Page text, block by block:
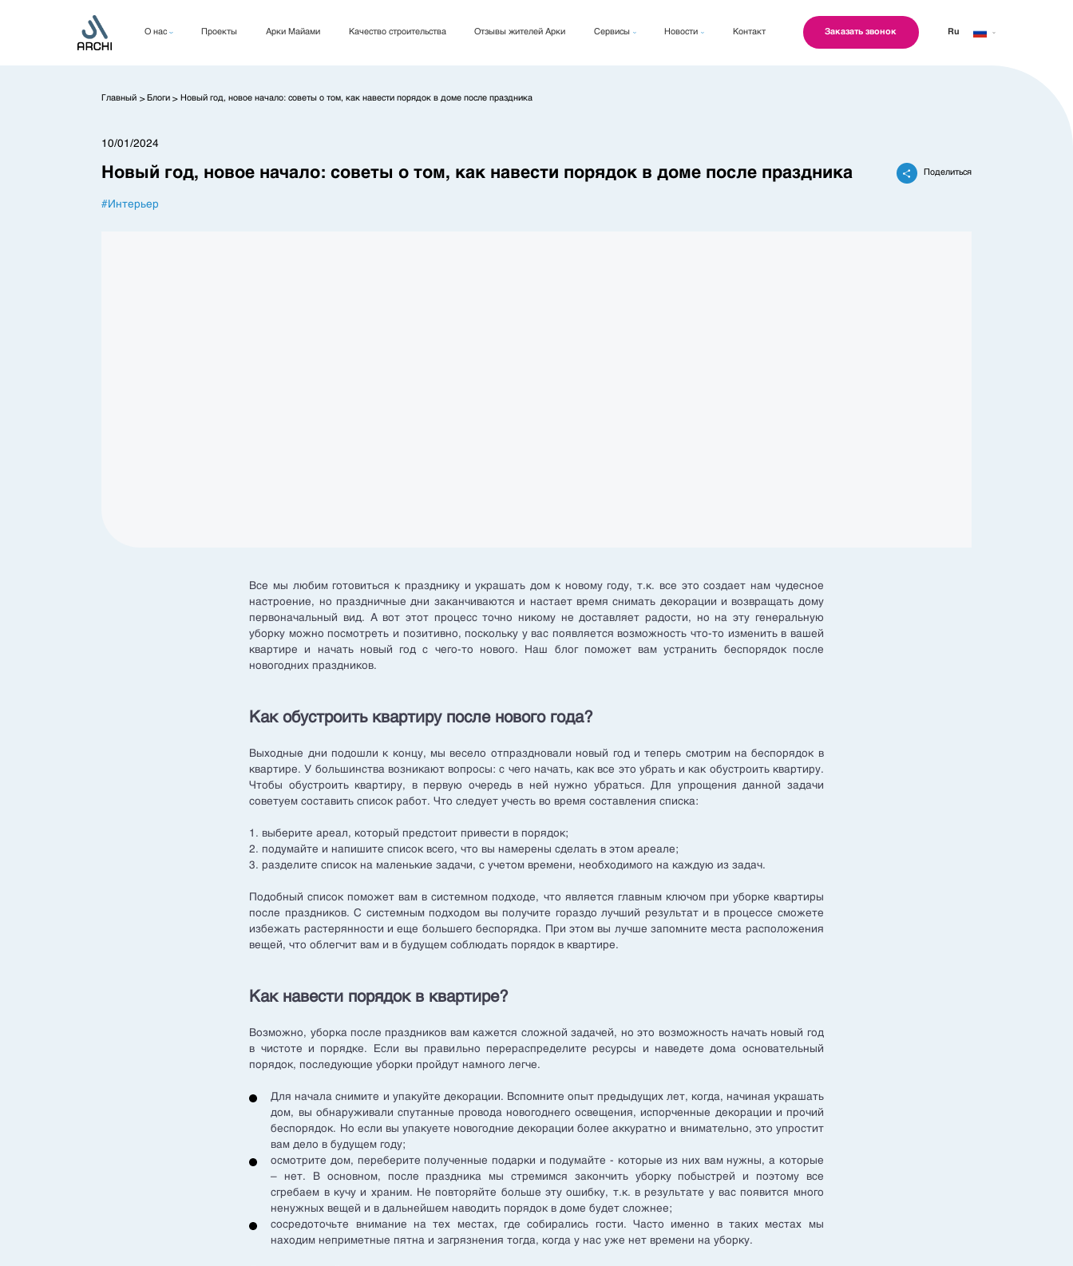
О нас
КСО
Проекты Арки Майами Качество строительства Отзывы жителей Арки Сервисы Новости Контакт Заказать звонок Ru
Главный > Блоги > Новый год, новое начало: советы о том, как навести порядок в доме после праздника
10/01/2024
Новый год, новое начало: советы о том, как навести порядок в доме после праздника Поделиться
#Интерьер
Все мы любим готовиться к празднику и украшать дом к новому году, т.к. все это создает нам чудесное
настроение, но праздничные дни заканчиваются и настает время снимать декорации и возвращать дому
первоначальный вид. А вот этот процесс точно никому не доставляет радости, но на эту генеральную
уборку можно посмотреть и позитивно, поскольку у вас появляется возможность что-то изменить в вашей
квартире и начать новый год с чего-то нового. Наш блог поможет вам устранить беспорядок после
новогодних праздников.
Как обустроить квартиру после нового года?
Выходные дни подошли к концу, мы весело отпраздновали новый год и теперь смотрим на беспорядок в
квартире. У большинства возникают вопросы: с чего начать, как все это убрать и как обустроить квартиру.
Чтобы обустроить квартиру, в первую очередь в ней нужно убраться. Для упрощения данной задачи
советуем составить список работ. Что следует учесть во время составления списка:
1. выберите ареал, который предстоит привести в порядок;
2. подумайте и напишите список всего, что вы намерены сделать в этом ареале;
3. разделите список на маленькие задачи, с учетом времени, необходимого на каждую из задач.
Подобный список поможет вам в системном подходе, что является главным ключом при уборке квартиры
после праздников. С системным подходом вы получите гораздо лучший результат и в процессе сможете
избежать растерянности и еще большего беспорядка. При этом вы лучше запомните места расположения
вещей, что облегчит вам и в будущем соблюдать порядок в квартире.
Как навести порядок в квартире?
Возможно, уборка после праздников вам кажется сложной задачей, но это возможность начать новый год
в чистоте и порядке. Если вы правильно перераспределите ресурсы и наведете дома основательный
порядок, последующие уборки пройдут намного легче.
Для начала снимите и упакуйте декорации. Вспомните опыт предыдущих лет, когда, начиная украшать
дом, вы обнаруживали спутанные провода новогоднего освещения, испорченные декорации и прочий
беспорядок. Но если вы упакуете новогодние декорации более аккуратно и внимательно, это упростит
вам дело в будущем году;
осмотрите дом, переберите полученные подарки и подумайте - которые из них вам нужны, а которые
– нет. В основном, после праздника мы стремимся закончить уборку побыстрей и поэтому все
сгребаем в кучу и храним. Не повторяйте больше эту ошибку, т.к. в результате у вас появится много
ненужных вещей и в дальнейшем наводить порядок в доме будет сложнее;
сосредоточьте внимание на тех местах, где собирались гости. Часто именно в таких местах мы
находим неприметные пятна и загрязнения тогда, когда у нас уже нет времени на уборку.